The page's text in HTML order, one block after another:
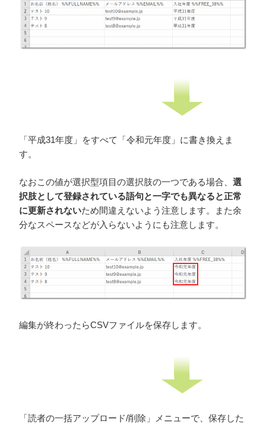
「平成31年度」をすべて「令和元年度」に書き換えま
す。
なおこの値が選択型項目の選択肢の一つである場合、 選
択肢として登録されている語句と一字でも異なると正常
に更新されないため間違えないよう注意します。また余
分なスペースなどが入らないようにも注意します。
編集が終わったらCSVファイルを保存します。
「読者の一括アップロード/削除」メニューで、保存した